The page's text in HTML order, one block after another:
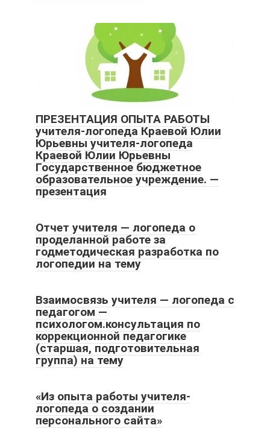
ПРЕЗЕНТАЦИЯ ОПЫТА РАБОТЫ
учителя-логопеда Краевой Юлии
Юрьевны учителя-логопеда
Краевой Юлии Юрьевны
Государственное бюджетное
образовательное учреждение. —
презентация
Отчет учителя — логопеда о
проделанной работе за
годметодическая разработка по
логопедии на тему
Взаимосвязь учителя — логопеда с
педагогом —
психологом.консультация по
коррекционной педагогике
(старшая, подготовительная
группа) на тему
«Из опыта работы учителя-
логопеда о создании
персонального сайта»